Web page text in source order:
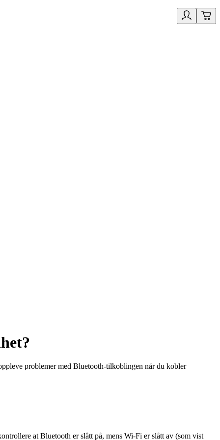
problemer med Bluetooth-tilkoblingen når du kobler
at Bluetooth er slått på, mens Wi-Fi er slått av (som vist